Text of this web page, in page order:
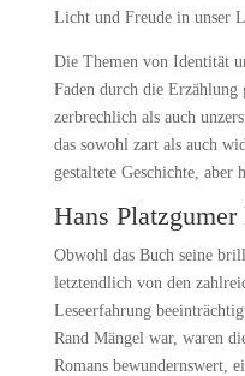
Licht und Freude in unser
Die Themen von Identität
Faden durch die Erzählung
zerbrechlich als auch
das sowohl zart als auch
gestaltete Geschichte,
Hans Platzgumer
Obwohl das Buch seine
letztendlich von den
Leseerfahrung
Rand Mängel war, waren
Romans bewundernswert,